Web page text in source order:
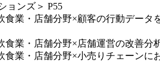
ョンズ＞ P55
食業・店舗分野×顧客の行動デー
業・店舗分野×店舗運営の改善分
食業・店舗分野×小売りチェーン